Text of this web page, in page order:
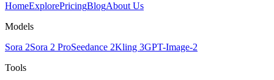
HomeExplorePricingBlogAbout Us
Models
Sora 2Sora 2 ProSeedance 2Kling 3GPT-Image-2
Tools